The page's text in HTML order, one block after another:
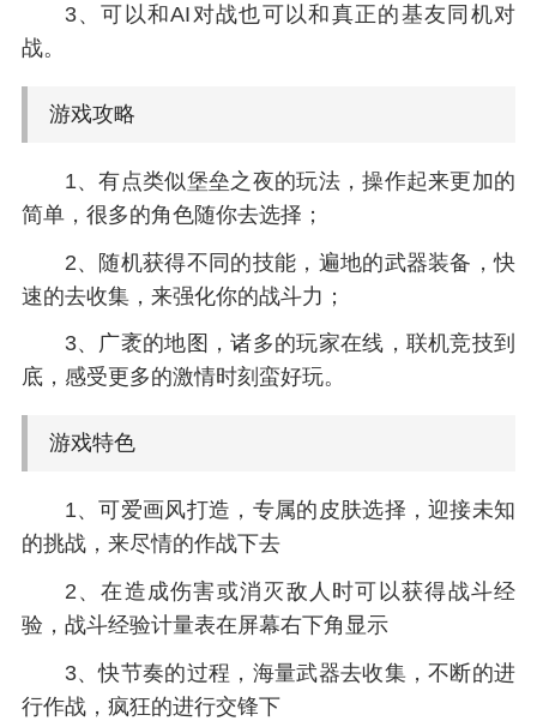
3、可以和AI对战也可以和真正的基友同机对
战。
游戏攻略
1、有点类似堡垒之夜的玩法，操作起来更加的
简单，很多的角色随你去选择；
2、随机获得不同的技能，遍地的武器装备，快
速的去收集，来强化你的战斗力；
3、广袤的地图，诸多的玩家在线，联机竞技到
底，感受更多的激情时刻蛮好玩。
游戏特色
1、可爱画风打造，专属的皮肤选择，迎接未知
的挑战，来尽情的作战下去
2、在造成伤害或消灭敌人时可以获得战斗经
验，战斗经验计量表在屏幕右下角显示
3、快节奏的过程，海量武器去收集，不断的进
行作战，疯狂的进行交锋下